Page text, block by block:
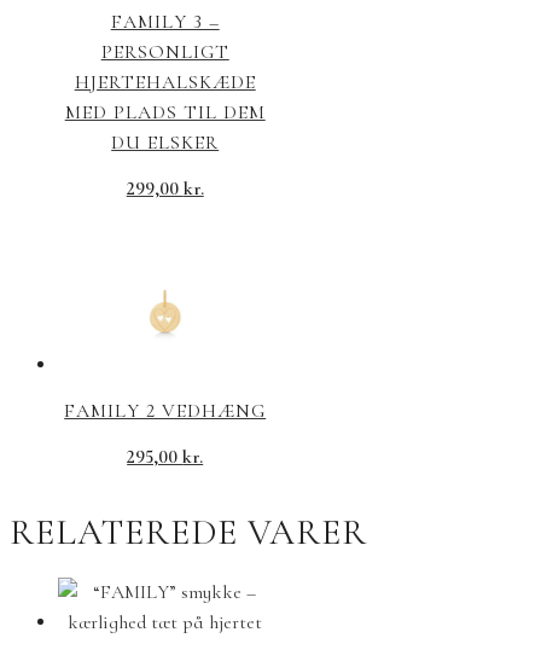
FAMILY 3 –
PERSONLIGT
HJERTEHALSKÆDE
MED PLADS TIL DEM
DU ELSKER
299,00 kr.
FAMILY 2 VEDHÆNG
295,00kr.
RELATEREDE VARER